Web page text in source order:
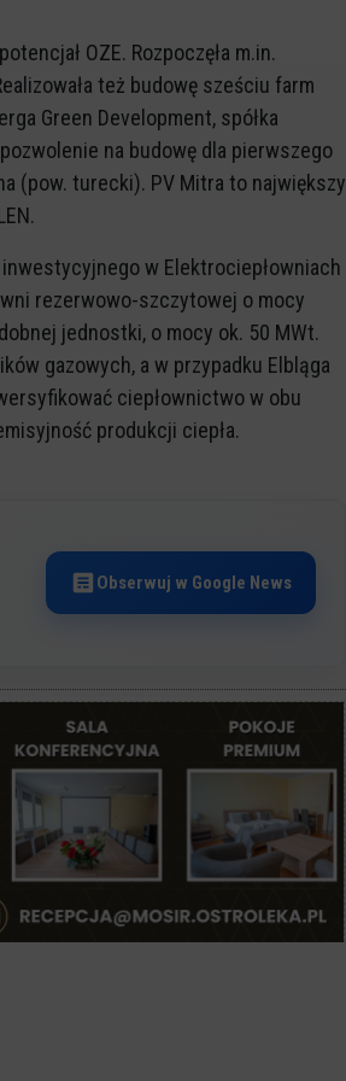
OZE. Rozpoczęła m.in.
też budowę sześciu farm
Green Development, spółka
na budowę dla pierwszego
(pow. turecki). PV Mitra to największy
w Elektrociepłowniach
rezerwowo-szczytowej o mocy
jednostki, o mocy ok. 50 MWt.
gazowych, a w przypadku Elbląga
ciepłownictwo w obu
produkcji ciepła.
Obserwuj w Google News